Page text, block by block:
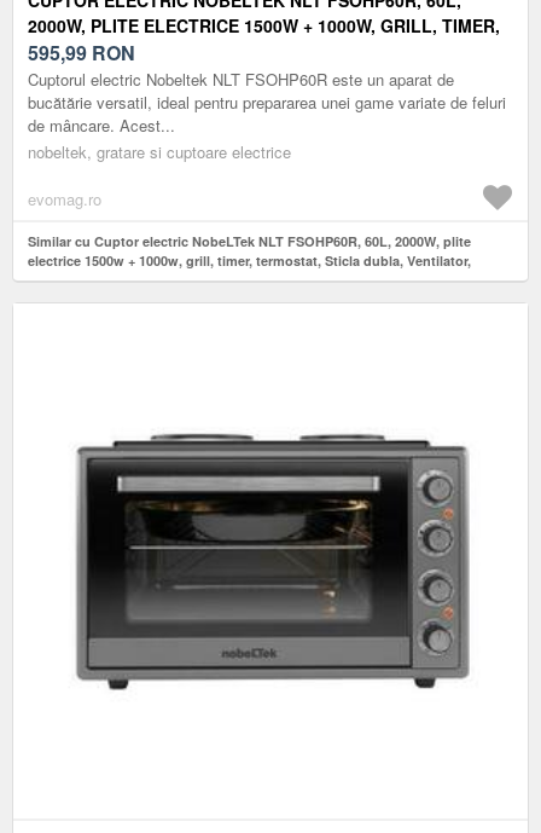
2000W, PLITE ELECTRICE 1500W + 1000W, GRILL, TIMER,
TERMOSTAT, STICLA DUBLA, VENTILATOR, ILUMINARE
(ROSU)
595,99 RON
Cuptorul electric Nobeltek NLT FSOHP60R este un aparat de
bucătărie versatil, ideal pentru prepararea unei game variate de feluri
de mâncare. Acest...
nobeltek, gratare si cuptoare electrice
evomag.ro
Similar cu Cuptor electric NobeLTek NLT FSOHP60R, 60L, 2000W, plite
electrice 1500w + 1000w, grill, timer, termostat, Sticla dubla, Ventilator,
Iluminare (Rosu)